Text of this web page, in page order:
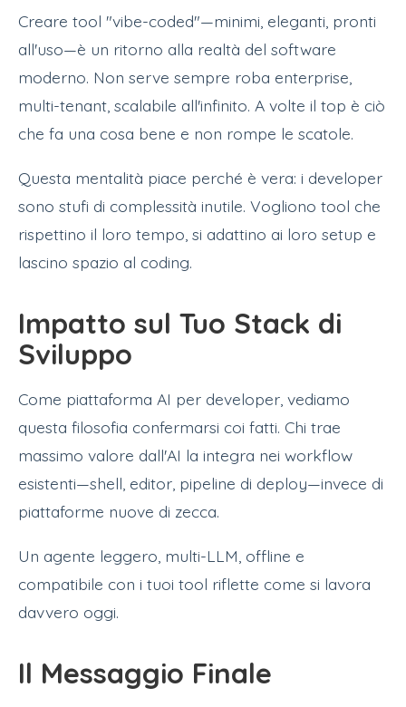
Creare tool "vibe-coded"—minimi, eleganti, pronti
all'uso—è un ritorno alla realtà del software
moderno. Non serve sempre roba enterprise,
multi-tenant, scalabile all'infinito. A volte il top è ciò
che fa una cosa bene e non rompe le scatole.
Questa mentalità piace perché è vera: i developer
sono stufi di complessità inutile. Vogliono tool che
rispettino il loro tempo, si adattino ai loro setup e
lascino spazio al coding.
Impatto sul Tuo Stack di
Sviluppo
Come piattaforma AI per developer, vediamo
questa filosofia confermarsi coi fatti. Chi trae
massimo valore dall'AI la integra nei workflow
esistenti—shell, editor, pipeline di deploy—invece di
piattaforme nuove di zecca.
Un agente leggero, multi-LLM, offline e
compatibile con i tuoi tool riflette come si lavora
davvero oggi.
Il Messaggio Finale